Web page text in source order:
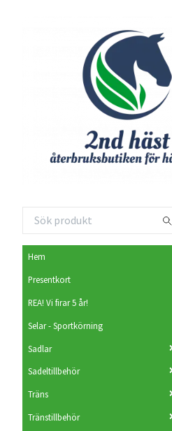
Hem
Presentkort
REA! Vi firar 5 år!
Selar - Sportkörning
Sadlar
Sadeltillbehör
Träns
Tränstillbehör